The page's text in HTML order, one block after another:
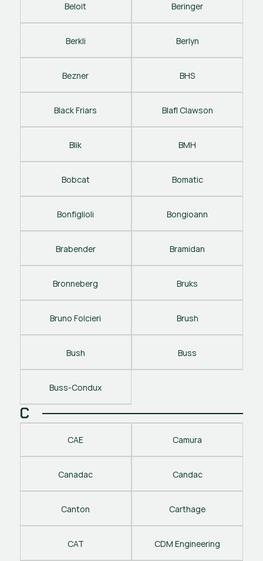
Beloit Beringer
Berkli Berlyn
Bezner BHS
Black Friars Blafl Clawson
Blik BMH
Bobcat Bomatic
Bonfiglioli Bongioann
Brabender Bramidan
Bronneberg Bruks
Bruno Folcieri Brush
Bush Buss
Buss-Condux
C
CAE Camura
Canadac Candac
Canton Carthage
CAT CDM Engineering